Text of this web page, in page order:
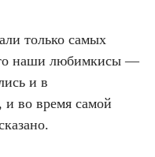
только самых
наши любимкисы —
и в
и во время самой